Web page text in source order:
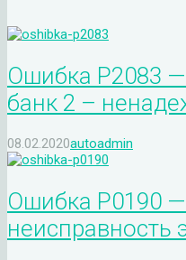
Ошибка P2083
банк 2 –
08.02.2020autoadmin
Ошибка P0190
неисправность